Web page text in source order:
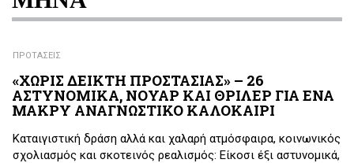
ΠΡΟΤΑΣΕΙΣ
«ΧΩΡΙΣ ΔΕΙΚΤΗ ΠΡΟΣΤΑΣΙΑΣ» – 26
ΑΣΤΥΝΟΜΙΚΑ, ΝΟΥΑΡ ΚΑΙ ΘΡΙΛΕΡ ΓΙΑ ΕΝΑ
ΜΑΚΡΥ ΑΝΑΓΝΩΣΤΙΚΟ ΚΑΛΟΚΑΙΡΙ
Καταιγιστική δράση αλλά και χαλαρή ατμόσφαιρα, κοινωνικός
σχολιασμός και σκοτεινός ρεαλισμός: Είκοσι έξι αστυνομικά,